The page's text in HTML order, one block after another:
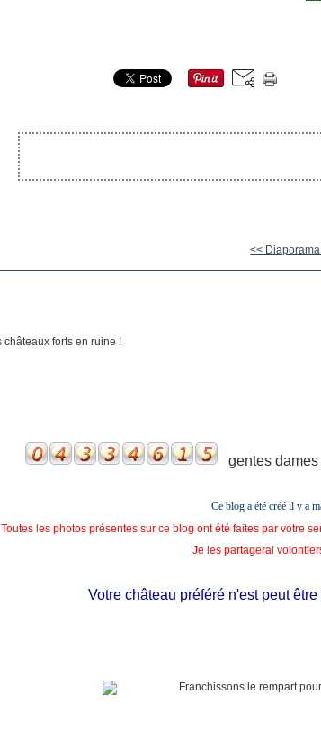
<<
gentes
Ce blog a été créé il y a
Toutes les photos présentes sur ce blog ont été faites par votre
Je les partagerai
Votre château préféré n'est peut être